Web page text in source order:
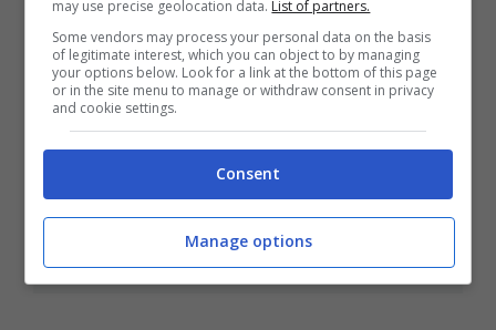
Addio finanziamento, l’auto
rivelazione dell’anno ora si acquista
con due solo rate: il prezzo è quello
reale
may use precise geolocation data. List of partners.
Some vendors may process your personal data on the basis
of legitimate interest, which you can object to by managing
your options below. Look for a link at the bottom of this page
or in the site menu to manage or withdraw consent in privacy
and cookie settings.
Consent
Manage options